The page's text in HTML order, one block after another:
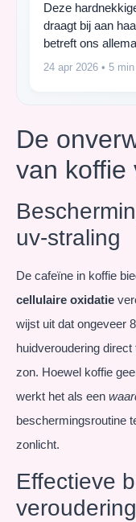
Deze
draagt bij aan
betreft ons
24 apr 2026 • 5
De
van koffie
uv-straling
De cafeïne in koffie
cellulaire oxidatie
wijst uit dat ongeveer
huidveroudering
zon. Hoewel koffie
werkt het als een
beschermingsroutine
zonlicht.
Effectieve